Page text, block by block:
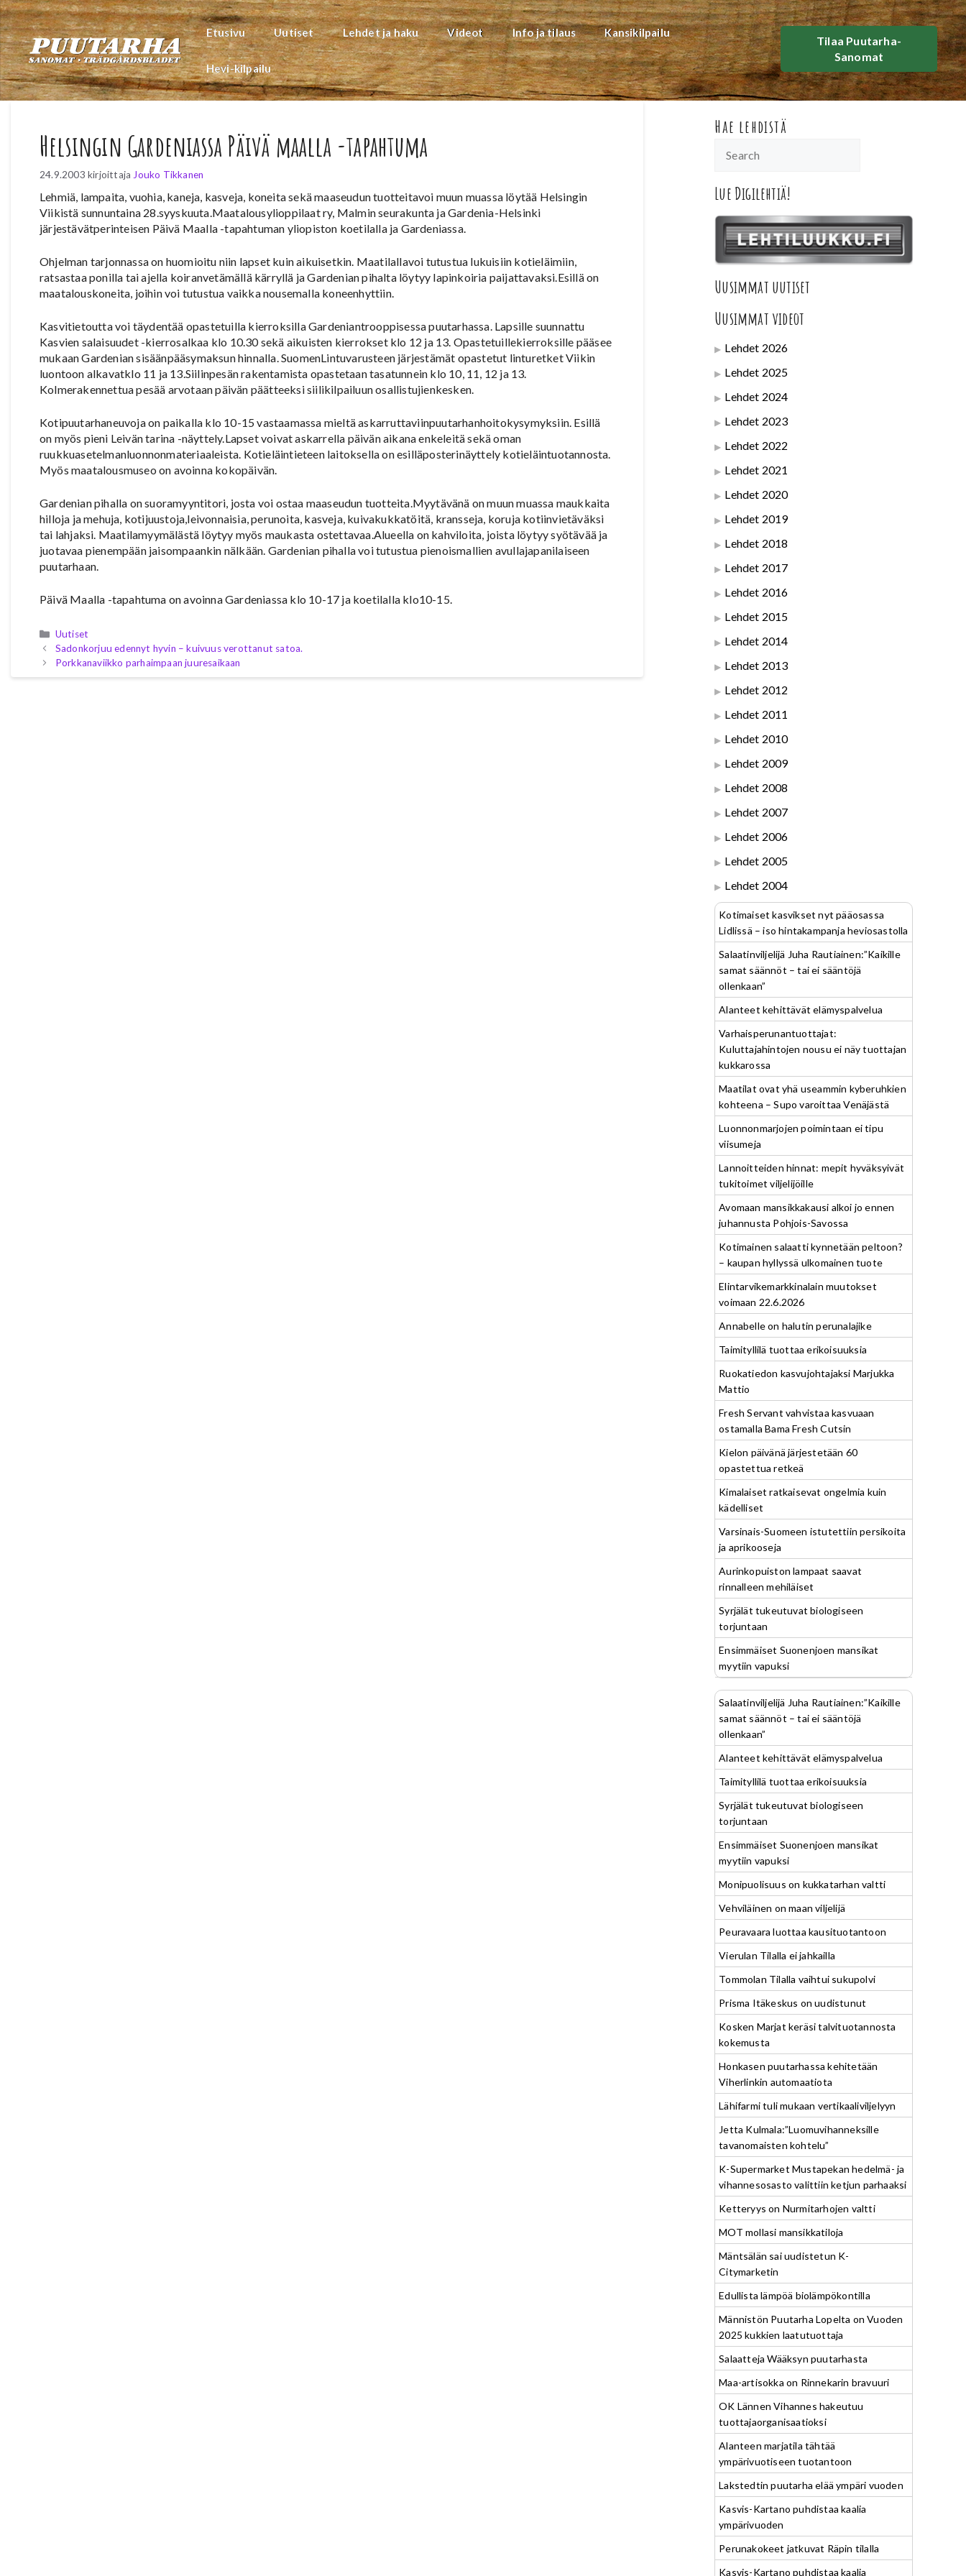
Siirry
sisältöön
Etusivu Uutiset Lehdet ja haku Videot Info ja tilaus Kansikilpailu
Hevi-kilpailu
Tilaa Puutarha-
Sanomat
Helsingin Gardeniassa Päivä maalla -tapahtuma
24.9.2003 kirjoittaja Jouko Tikkanen
Lehmiä, lampaita, vuohia, kaneja, kasveja, koneita sekä maaseudun tuotteitavoi muun muassa löytää Helsingin
Viikistä sunnuntaina 28.syyskuuta.Maatalousylioppilaat ry, Malmin seurakunta ja Gardenia-Helsinki
järjestävätperinteisen Päivä Maalla -tapahtuman yliopiston koetilalla ja Gardeniassa.
Ohjelman tarjonnassa on huomioitu niin lapset kuin aikuisetkin. Maatilallavoi tutustua lukuisiin kotieläimiin,
ratsastaa ponilla tai ajella koiranvetämällä kärryllä ja Gardenian pihalta löytyy lapinkoiria paijattavaksi.Esillä on
maatalouskoneita, joihin voi tutustua vaikka nousemalla koneenhyttiin.
Kasvitietoutta voi täydentää opastetuilla kierroksilla Gardeniantrooppisessa puutarhassa. Lapsille suunnattu
Kasvien salaisuudet -kierrosalkaa klo 10.30 sekä aikuisten kierrokset klo 12 ja 13. Opastetuillekierroksille pääsee
mukaan Gardenian sisäänpääsymaksun hinnalla. SuomenLintuvarusteen järjestämät opastetut linturetket Viikin
luontoon alkavatklo 11 ja 13.Siilinpesän rakentamista opastetaan tasatunnein klo 10, 11, 12 ja 13.
Kolmerakennettua pesää arvotaan päivän päätteeksi siilikilpailuun osallistujienkesken.
Kotipuutarhaneuvoja on paikalla klo 10-15 vastaamassa mieltä askarruttaviinpuutarhanhoitokysymyksiin. Esillä
on myös pieni Leivän tarina -näyttely.Lapset voivat askarrella päivän aikana enkeleitä sekä oman
ruukkuasetelmanluonnonmateriaaleista. Kotieläintieteen laitoksella on esilläposterinäyttely kotieläintuotannosta.
Myös maatalousmuseo on avoinna kokopäivän.
Gardenian pihalla on suoramyyntitori, josta voi ostaa maaseudun tuotteita.Myytävänä on muun muassa maukkaita
hilloja ja mehuja, kotijuustoja,leivonnaisia, perunoita, kasveja, kuivakukkatöitä, kransseja, koruja kotiinvietäväksi
tai lahjaksi. Maatilamyymälästä löytyy myös maukasta ostettavaa.Alueella on kahviloita, joista löytyy syötävää ja
juotavaa pienempään jaisompaankin nälkään. Gardenian pihalla voi tutustua pienoismallien avullajapanilaiseen
puutarhaan.
Päivä Maalla -tapahtuma on avoinna Gardeniassa klo 10-17 ja koetilalla klo10-15.
Kategoriat
Uutiset
Sadonkorjuu edennyt hyvin – kuivuus verottanut satoa.
Porkkanaviikko parhaimpaan juuresaikaan
Hae lehdistä
Lue Digilehtiä!
Uusimmat uutiset
Uusimmat videot
Lehdet 2026
Lehdet 2025
Lehdet 2024
Lehdet 2023
Lehdet 2022
Lehdet 2021
Lehdet 2020
Lehdet 2019
Lehdet 2018
Lehdet 2017
Lehdet 2016
Lehdet 2015
Lehdet 2014
Lehdet 2013
Lehdet 2012
Lehdet 2011
Lehdet 2010
Lehdet 2009
Lehdet 2008
Lehdet 2007
Lehdet 2006
Lehdet 2005
Lehdet 2004
Kotimaiset kasvikset nyt pääosassa
Lidlissä – iso hintakampanja heviosastolla
Salaatinviljelijä Juha Rautiainen:”Kaikille
samat säännöt – tai ei sääntöjä
ollenkaan”
Alanteet kehittävät elämyspalvelua
Varhaisperunantuottajat:
Kuluttajahintojen nousu ei näy tuottajan
kukkarossa
Maatilat ovat yhä useammin kyberuhkien
kohteena – Supo varoittaa Venäjästä
Luonnonmarjojen poimintaan ei tipu
viisumeja
Lannoitteiden hinnat: mepit hyväksyivät
tukitoimet viljelijöille
Avomaan mansikkakausi alkoi jo ennen
juhannusta Pohjois-Savossa
Kotimainen salaatti kynnetään peltoon?
– kaupan hyllyssä ulkomainen tuote
Elintarvikemarkkinalain muutokset
voimaan 22.6.2026
Annabelle on halutin perunalajike
Taimityllilä tuottaa erikoisuuksia
Ruokatiedon kasvujohtajaksi Marjukka
Mattio
Fresh Servant vahvistaa kasvuaan
ostamalla Bama Fresh Cutsin
Kielon päivänä järjestetään 60
opastettua retkeä
Kimalaiset ratkaisevat ongelmia kuin
kädelliset
Varsinais-Suomeen istutettiin persikoita
ja aprikooseja
Aurinkopuiston lampaat saavat
rinnalleen mehiläiset
Syrjälät tukeutuvat biologiseen
torjuntaan
Ensimmäiset Suonenjoen mansikat
myytiin vapuksi
Salaatinviljelijä Juha Rautiainen:”Kaikille
samat säännöt – tai ei sääntöjä
ollenkaan”
Alanteet kehittävät elämyspalvelua
Taimityllilä tuottaa erikoisuuksia
Syrjälät tukeutuvat biologiseen
torjuntaan
Ensimmäiset Suonenjoen mansikat
myytiin vapuksi
Monipuolisuus on kukkatarhan valtti
Vehviläinen on maan viljelijä
Peuravaara luottaa kausituotantoon
Vierulan Tilalla ei jahkailla
Tommolan Tilalla vaihtui sukupolvi
Prisma Itäkeskus on uudistunut
Kosken Marjat keräsi talvituotannosta
kokemusta
Honkasen puutarhassa kehitetään
Viherlinkin automaatiota
Lähifarmi tuli mukaan vertikaaliviljelyyn
Jetta Kulmala:”Luomuvihanneksille
tavanomaisten kohtelu”
K-Supermarket Mustapekan hedelmä- ja
vihannesosasto valittiin ketjun parhaaksi
Ketteryys on Nurmitarhojen valtti
MOT mollasi mansikkatiloja
Mäntsälän sai uudistetun K-
Citymarketin
Edullista lämpöä biolämpökontilla
Männistön Puutarha Lopelta on Vuoden
2025 kukkien laatutuottaja
Salaatteja Wääksyn puutarhasta
Maa-artisokka on Rinnekarin bravuuri
OK Lännen Vihannes hakeutuu
tuottajaorganisaatioksi
Alanteen marjatila tähtää
ympärivuotiseen tuotantoon
Lakstedtin puutarha elää ympäri vuoden
Kasvis-Kartano puhdistaa kaalia
ympärivuoden
Perunakokeet jatkuvat Räpin tilalla
Kasvis-Kartano puhdistaa kaalia